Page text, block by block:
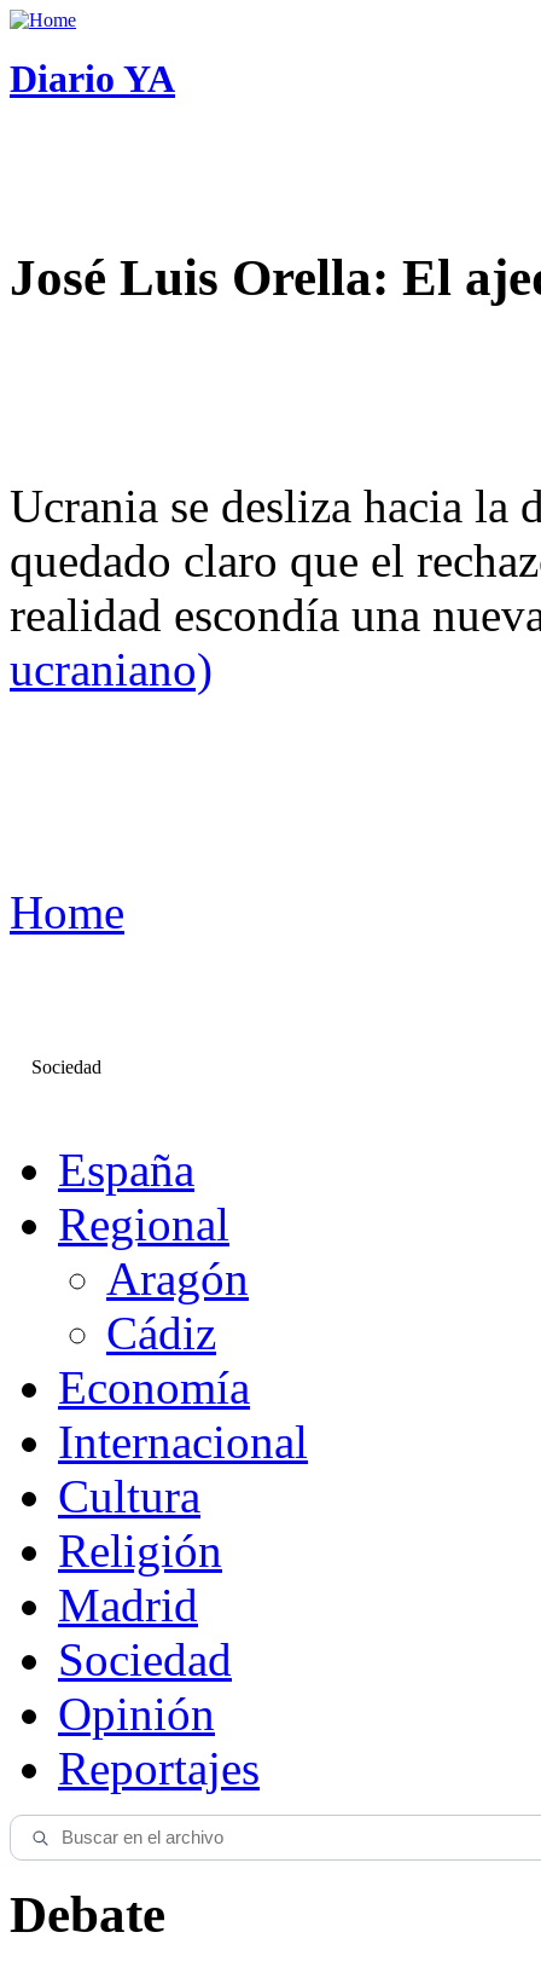
Diario YA
José Luis Orella: El
Ucrania se desliza hacia
quedado claro que el
realidad escondía una
ucraniano)
Home
Sociedad
España
Regional
Aragón
Cádiz
Economía
Internacional
Cultura
Religión
Madrid
Sociedad
Opinión
Reportajes
Debate